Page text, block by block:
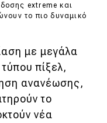
extreme και
το πιο δυναμικό
με μεγάλα
πίξελ,
ανανέωσης,
το
νέα